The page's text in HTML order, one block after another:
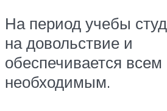
На период учебы
на довольствие и
обеспечивается всем
необходимым.